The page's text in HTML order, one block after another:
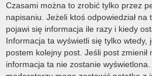
Czasami można to zrobić tylko przez
napisaniu. Jeżeli ktoś odpowiedział
pojawi się informacja ile razy i kiedy
Informacja ta wyświetli się tylko wtedy,
postem kolejny post. Jeśli post
informacja ta nie zostanie